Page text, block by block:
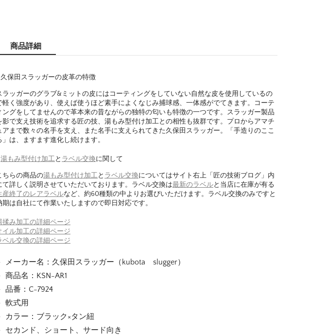
商品詳細
久保田スラッガーの皮革の特徴
ラッガーのグラブ&ミットの皮にはコーティングをしていない自然な皮を使用しているの
軽く強度があり、使えば使うほど素手によくなじみ捕球感、一体感がでてきます。コーテ
ングをしてませんので革本来の昔ながらの独特の匂いも特徴の一つです。スラッガー製品
影で支え技術を追求する匠の技、湯もみ型付け加工との相性も抜群です。プロからアマチ
アまで数々の名手を支え、また名手に支えられてきた久保田スラッガー。「手造りのここ
」は、ますます進化し続けます。
湯もみ型付け加工と ラベル交換に関して
ちらの商品の湯もみ型付け加工と ラベル交換についてはサイト右上「匠の技術ブログ」内
て詳しく説明させていただいております。ラベル交換は最新のラベルと当店に在庫が有る
産終了のレアラベルなど、約60種類の中よりお選びいただけます。ラベル交換のみですと
期は自社にて作業いたしますので即日対応です。
揉み加工の詳細ページ
イル加工の詳細ページ
ベル交換の詳細ページ
メーカー名：久保田スラッガー（kubota slugger）
商品名：KSN-AR1
品番：C-7924
軟式用
カラー：ブラック×タン紐
セカンド、ショート、サード向き